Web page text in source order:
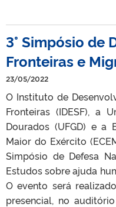
3° Simpósio de
Fronteiras e
23/05/2022
O Instituto de
Fronteiras (IDESF), a
Dourados (UFGD) e a
Maior do Exército
Simpósio de Defesa
Estudos sobre ajuda
O evento será
presencial, no